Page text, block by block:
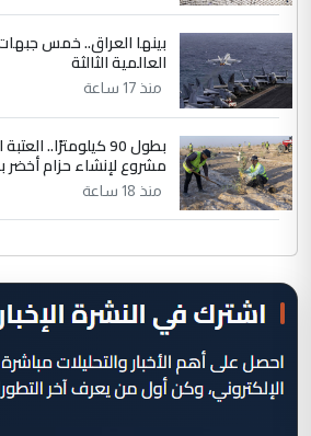
بينها العراق.. خمس جبهات
العالمية الثالثة
منذ 17 ساعة
بطول 90 كيلومترًا..
مشروع لإنشاء حزام أخضر
منذ 18 ساعة